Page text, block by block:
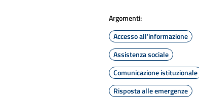
Argomenti:
Accesso all'informazione
Assistenza sociale
Comunicazione istituzionale
Risposta alle emergenze